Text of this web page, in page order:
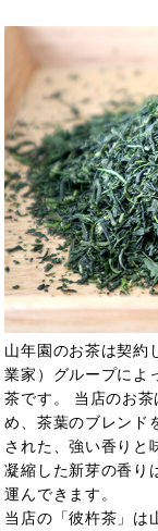
山年園のお茶は契約
業家）グループによ
茶です。 当店のお
め、茶葉のブレンド
された、強い香りと
凝縮した新芽の香り
運んできます。
当店の「彼杵茶」は